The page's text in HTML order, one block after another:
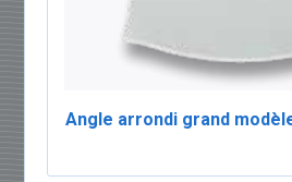
Angle arrondi grand